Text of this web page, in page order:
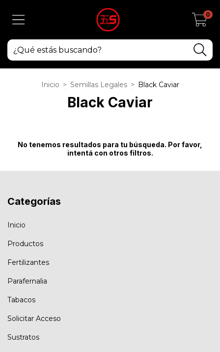
0
Inicio > Semillas Legales > Black Caviar
Black Caviar
No tenemos resultados para tu búsqueda. Por favor,
intentá con otros filtros.
Categorías
Inicio
Productos
Fertilizantes
Parafernalia
Tabacos
Solicitar Acceso
Sustratos